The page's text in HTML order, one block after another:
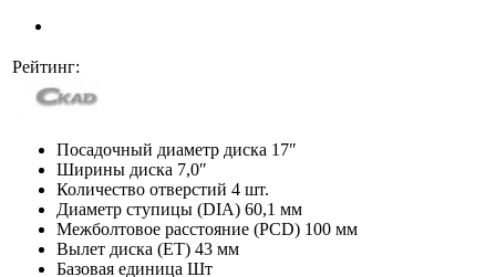
Рейтинг:
Посадочный диаметр диска 17″
Ширины диска 7,0″
Количество отверстий 4 шт.
Диаметр ступицы (DIA) 60,1 мм
Межболтовое расстояние (PCD) 100 мм
Вылет диска (ET) 43 мм
Базовая единица Шт